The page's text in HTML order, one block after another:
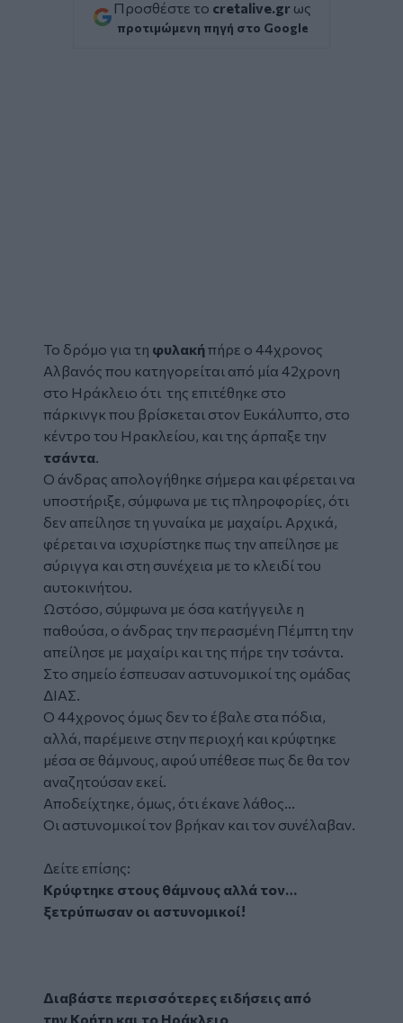
Προσθέστε το cretalive.gr ως
προτιμώμενη πηγή στο Google
Το δρόμο για τη φυλακήπήρε ο 44χρονος
Αλβανός που κατηγορείται από μία 42χρονη
στο Ηράκλειο ότι της επιτέθηκε στο
πάρκινγκ που βρίσκεται στον Ευκάλυπτο, στο
κέντρο του Ηρακλείου, και της άρπαξε την
τσάντα.
Ο άνδρας απολογήθηκε σήμερα και φέρεται να
υποστήριξε, σύμφωνα με τις πληροφορίες, ότι
δεν απείλησε τη γυναίκα με μαχαίρι. Αρχικά,
φέρεται να ισχυρίστηκε πως την απείλησε με
σύριγγα και στη συνέχεια με το κλειδί του
αυτοκινήτου.
Ωστόσο, σύμφωνα με όσα κατήγγειλε η
παθούσα, ο άνδρας την περασμένη Πέμπτη την
απείλησε με μαχαίρι και της πήρε την τσάντα.
Στο σημείο έσπευσαν αστυνομικοί της ομάδας
ΔΙΑΣ.
Ο 44χρονος όμως δεν το έβαλε στα πόδια,
αλλά, παρέμεινε στην περιοχή και κρύφτηκε
μέσα σε θάμνους, αφού υπέθεσε πως δε θα τον
αναζητούσαν εκεί.
Αποδείχτηκε, όμως, ότι έκανε λάθος...
Οι αστυνομικοί τον βρήκαν και τον συνέλαβαν.
Δείτε επίσης:
Κρύφτηκε στους θάμνους αλλά τον…
ξετρύπωσαν οι αστυνομικοί!
Διαβάστε περισσότερες ειδήσεις από
την Κρήτη και το Ηράκλειο